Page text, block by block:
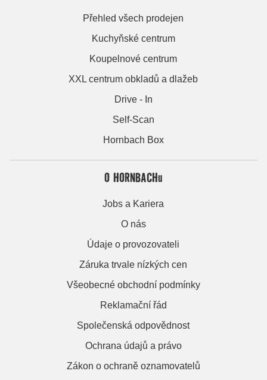
Přehled všech prodejen
Kuchyňské centrum
Koupelnové centrum
XXL centrum obkladů a dlažeb
Drive - In
Self-Scan
Hornbach Box
O HORNBACHu
Jobs a Kariera
O nás
Údaje o provozovateli
Záruka trvale nízkých cen
Všeobecné obchodní podmínky
Reklamační řád
Společenská odpovědnost
Ochrana údajů a právo
Zákon o ochraně oznamovatelů